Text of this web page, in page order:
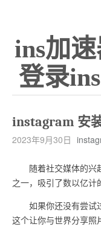
ins加
登录
instagram 安
2023年9月30日
随着社交媒体的兴
之一，吸引了数以亿计
如果你还没有尝试
这个让你与世界分享照